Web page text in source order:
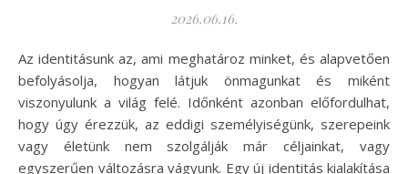
2026.06.16.
Az identitásunk az, ami meghatároz minket, és alapvetően
befolyásolja, hogyan látjuk önmagunkat és miként
viszonyulunk a világ felé. Időnként azonban előfordulhat,
hogy úgy érezzük, az eddigi személyiségünk, szerepeink
vagy életünk nem szolgálják már céljainkat, vagy
egyszerűen változásra vágyunk. Egy új identitás kialakítása